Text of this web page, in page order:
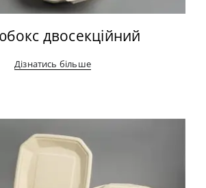
двосекційний
Дізнатись більше